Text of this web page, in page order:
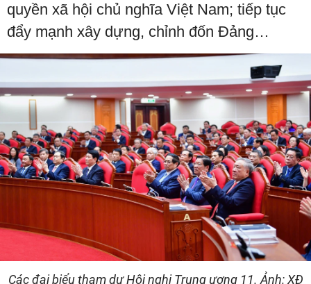
quyền xã hội chủ nghĩa Việt Nam; tiếp tục
đẩy mạnh xây dựng, chỉnh đốn Đảng…
Các đại biểu tham dự Hội nghị Trung ương 11. Ảnh: XĐ